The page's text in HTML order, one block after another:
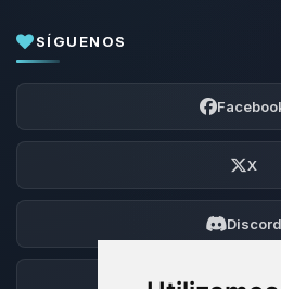
SÍGUENOS
X
Discord
Foro